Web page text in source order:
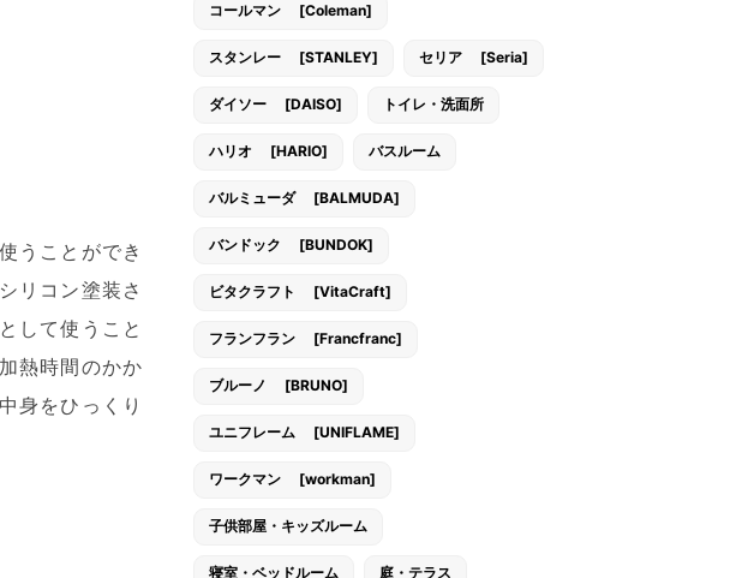
うことができ
リコン塗装さ
して使うこと
熱時間のかか
身をひっくり
コールマン [Coleman]
スタンレー [STANLEY] セリア [Seria]
ダイソー [DAISO] トイレ・洗面所
ハリオ [HARIO] バスルーム
バルミューダ [BALMUDA]
バンドック [BUNDOK]
ビタクラフト [VitaCraft]
フランフラン [Francfranc]
ブルーノ [BRUNO]
ユニフレーム [UNIFLAME]
ワークマン [workman]
子供部屋・キッズルーム
寝室・ベッドルーム 庭・テラス